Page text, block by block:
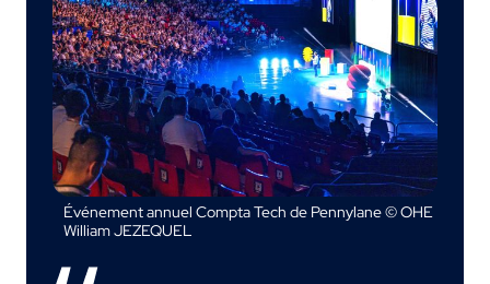
Événement annuel Compta Tech de Pennylane © OHE
William JEZEQUEL